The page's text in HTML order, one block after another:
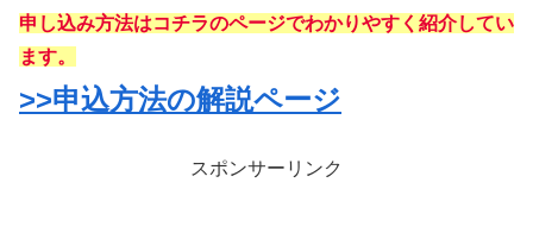
申し込み方法はコチラのページでわかりやすく紹介してい
ます。
>>申込方法の解説ページ
スポンサーリンク